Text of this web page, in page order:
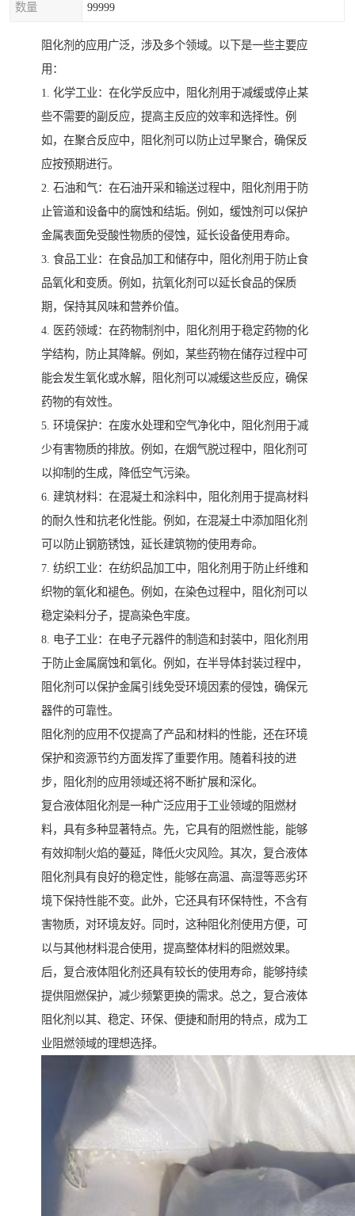
数量 99999
阻化剂的应用广泛，涉及多个领域。以下是一些主要应
用：
1. 化学工业：在化学反应中，阻化剂用于减缓或停止某
些不需要的副反应，提高主反应的效率和选择性。例
如，在聚合反应中，阻化剂可以防止过早聚合，确保反
应按预期进行。
2. 石油和气：在石油开采和输送过程中，阻化剂用于防
止管道和设备中的腐蚀和结垢。例如，缓蚀剂可以保护
金属表面免受酸性物质的侵蚀，延长设备使用寿命。
3. 食品工业：在食品加工和储存中，阻化剂用于防止食
品氧化和变质。例如，抗氧化剂可以延长食品的保质
期，保持其风味和营养价值。
4. 医药领域：在药物制剂中，阻化剂用于稳定药物的化
学结构，防止其降解。例如，某些药物在储存过程中可
能会发生氧化或水解，阻化剂可以减缓这些反应，确保
药物的有效性。
5. 环境保护：在废水处理和空气净化中，阻化剂用于减
少有害物质的排放。例如，在烟气脱过程中，阻化剂可
以抑制的生成，降低空气污染。
6. 建筑材料：在混凝土和涂料中，阻化剂用于提高材料
的耐久性和抗老化性能。例如，在混凝土中添加阻化剂
可以防止钢筋锈蚀，延长建筑物的使用寿命。
7. 纺织工业：在纺织品加工中，阻化剂用于防止纤维和
织物的氧化和褪色。例如，在染色过程中，阻化剂可以
稳定染料分子，提高染色牢度。
8. 电子工业：在电子元器件的制造和封装中，阻化剂用
于防止金属腐蚀和氧化。例如，在半导体封装过程中，
阻化剂可以保护金属引线免受环境因素的侵蚀，确保元
器件的可靠性。
阻化剂的应用不仅提高了产品和材料的性能，还在环境
保护和资源节约方面发挥了重要作用。随着科技的进
步，阻化剂的应用领域还将不断扩展和深化。
复合液体阻化剂是一种广泛应用于工业领域的阻燃材
料，具有多种显著特点。先，它具有的阻燃性能，能够
有效抑制火焰的蔓延，降低火灾风险。其次，复合液体
阻化剂具有良好的稳定性，能够在高温、高湿等恶劣环
境下保持性能不变。此外，它还具有环保特性，不含有
害物质，对环境友好。同时，这种阻化剂使用方便，可
以与其他材料混合使用，提高整体材料的阻燃效果。
后，复合液体阻化剂还具有较长的使用寿命，能够持续
提供阻燃保护，减少频繁更换的需求。总之，复合液体
阻化剂以其、稳定、环保、便捷和耐用的特点，成为工
业阻燃领域的理想选择。